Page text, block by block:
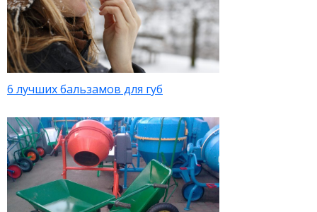
6 лучших бальзамов для губ